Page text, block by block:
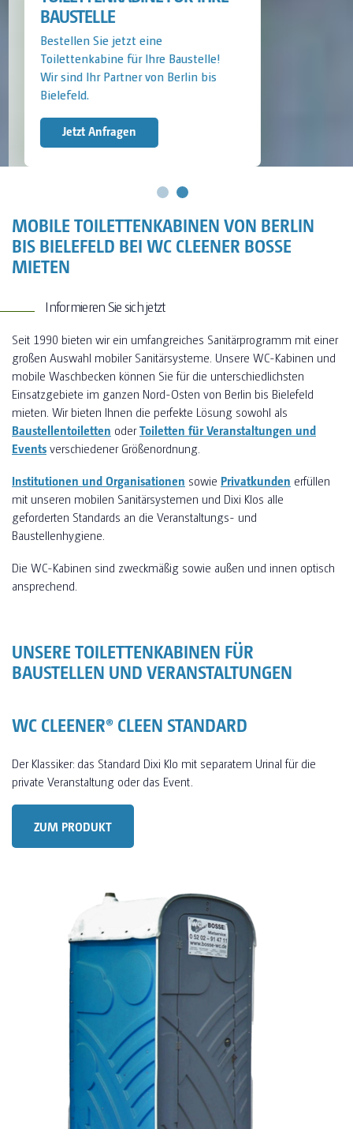
BAUSTELLE
Bestellen Sie jetzt eine
Toilettenkabine für Ihre Baustelle!
Wir sind Ihr Partner von Berlin bis
Bielefeld.
Jetzt Anfragen
MOBILE TOILETTENKABINEN VON BERLIN
BIS BIELEFELD BEI WC CLEENER BOSSE
MIETEN
Informieren Sie sich jetzt
Seit 1990 bieten wir ein umfangreiches Sanitärprogramm mit einer
großen Auswahl mobiler Sanitärsysteme. Unsere WC-Kabinen und
mobile Waschbecken können Sie für die unterschiedlichsten
Einsatzgebiete im ganzen Nord-Osten von Berlin bis Bielefeld
mieten. Wir bieten Ihnen die perfekte Lösung sowohl als
Baustellentoiletten oderToiletten für Veranstaltungen und
Eventsverschiedener Größenordnung.
Institutionen und Organisationen sowie Privatkunden erfüllen
mit unseren mobilen Sanitärsystemen und Dixi Klos alle
geforderten Standards an die Veranstaltungs- und
Baustellenhygiene.
Die WC-Kabinen sind zweckmäßig sowie außen und innen optisch
ansprechend.
UNSERE TOILETTENKABINEN FÜR
BAUSTELLEN UND VERANSTALTUNGEN
WC CLEENER® CLEEN STANDARD
Der Klassiker: das Standard Dixi Klo mit separatem Urinal für die
private Veranstaltung oder das Event.
ZUM PRODUKT